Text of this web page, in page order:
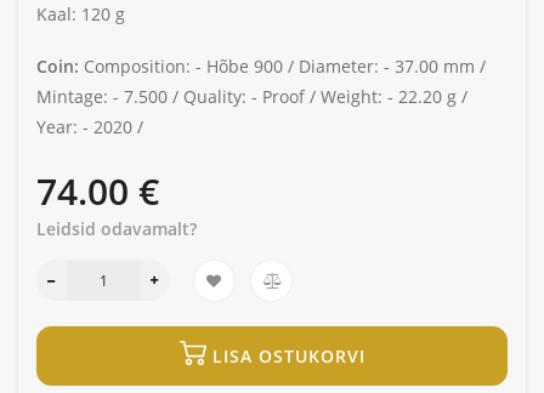
Kaal: 120 g
Coin: Composition: - Hõbe 900 / Diameter: - 37.00 mm /
Mintage: - 7.500 / Quality: - Proof / Weight: - 22.20 g /
Year: - 2020 /
74.00 €
Leidsid odavamalt?
LISA OSTUKORVI